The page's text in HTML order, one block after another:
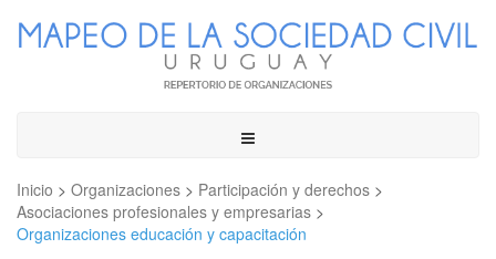
Toggle
Inicio > Organizaciones > Participación y derechos >
Asociaciones profesionales y empresarias >
Organizaciones educación y capacitación